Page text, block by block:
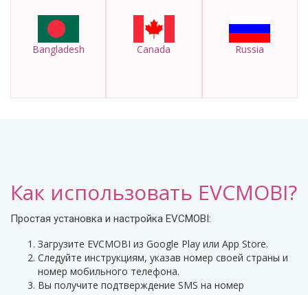
Bangladesh Canada Russia
Как использовать EVCMOBI?
Простая установка и настройка EVCMOBI:
Загрузите EVCMOBI из Google Play или App Store.
Следуйте инструкциям, указав номер своей страны и
номер мобильного телефона.
Вы получите подтверждение SMS на номер